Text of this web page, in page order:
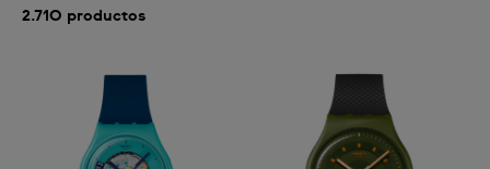
2.710 productos